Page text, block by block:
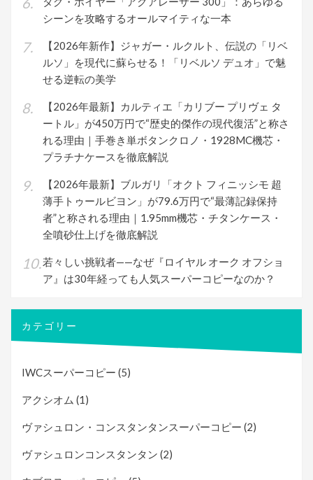
シーンを攻略するオールマイティな一本
【2026年新作】ジャガー・ルクルト、伝説の「リベ
ルソ」を現代に蘇らせる！「リベルソ デュオ」で魅
せる逆転の美学
【2026年最新】カルティエ「カリブー プリヴェ タ
ートル」が450万円で“歴史的傑作の現代復活”と称さ
れる理由｜手巻き単ボタンクロノ・1928MC機芯・
プラチナケースを徹底解説
【2026年最新】ブルガリ「オクト フィニッシモ 超
薄手トゥールビヨン」が79.6万円で“最薄記録保持
者”と称される理由｜1.95mm機芯・チタンケース・
全噴砂仕上げを徹底解説
若々しい挑戦者——なぜ『ロイヤル オーク オフショ
ア』は30年経っても人気スーパーコピーなのか？
カテゴリー
IWCスーパーコピー (5)
アクシオム (1)
ヴァシュロン・コンスタンタンスーパーコピー (2)
ヴァシュロンコンスタンタン (2)